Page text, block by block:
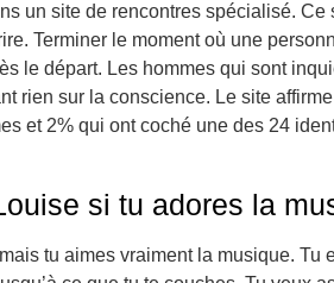
un site de rencontres spécialisé.
Terminer le moment où une
le départ. Les hommes qui sont
rien sur la conscience. Le site
et 2% qui ont coché une des 24
si tu adores la
tu aimes vraiment la musique. Tu